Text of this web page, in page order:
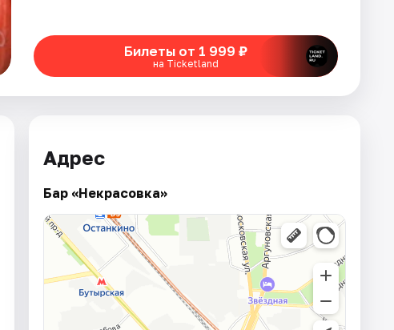
Билеты от 1 999 ₽
на Ticketland
Адрес
Бар «Некрасовка»